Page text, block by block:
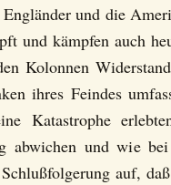
und die
und kämpfen auch
Kolonnen
ihres Feindes
Katastrophe
abwichen und wie
auf,